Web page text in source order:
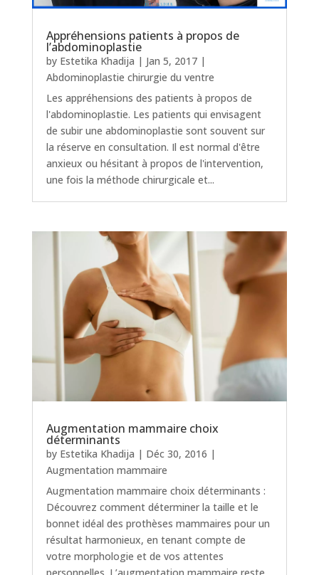
Appréhensions patients à propos de
l’abdominoplastie
by Estetika Khadija | Jan 5, 2017|
Abdominoplastie chirurgie du ventre
Les appréhensions des patients à propos de
l'abdominoplastie. Les patients qui envisagent
de subir une abdominoplastie sont souvent sur
la réserve en consultation. Il est normal d'être
anxieux ou hésitant à propos de l'intervention,
une fois la méthode chirurgicale et...
Augmentation mammaire choix
déterminants
by Estetika Khadija | Déc 30, 2016 |
Augmentation mammaire
Augmentation mammaire choix déterminants :
Découvrez comment déterminer la taille et le
bonnet idéal des prothèses mammaires pour un
résultat harmonieux, en tenant compte de
votre morphologie et de vos attentes